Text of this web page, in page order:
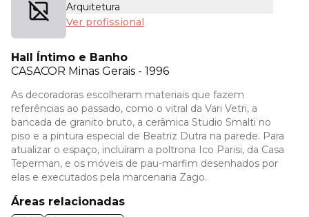
Arquitetura
Ver profissional
Hall Íntimo e Banho
CASACOR Minas Gerais - 1996
As decoradoras escolheram materiais que fazem
referências ao passado, como o vitral da Vari Vetri, a
bancada de granito bruto, a cerâmica Studio Smalti no
piso e a pintura especial de Beatriz Dutra na parede. Para
atualizar o espaço, incluíram a poltrona Ico Parisi, da Casa
Teperman, e os móveis de pau-marfim desenhados por
elas e executados pela marcenaria Zago.
Áreas relacionadas